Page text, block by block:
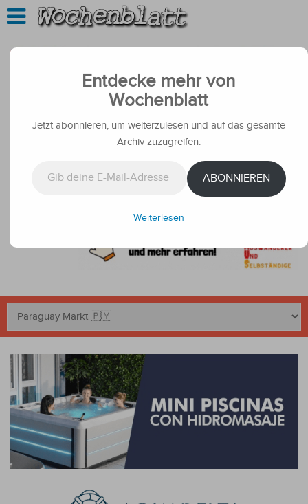
Entdecke mehr von
Wochenblatt
Jetzt abonnieren, um weiterzulesen und auf das gesamte
Archiv zuzugreifen.
ABONNIEREN
Weiterlesen